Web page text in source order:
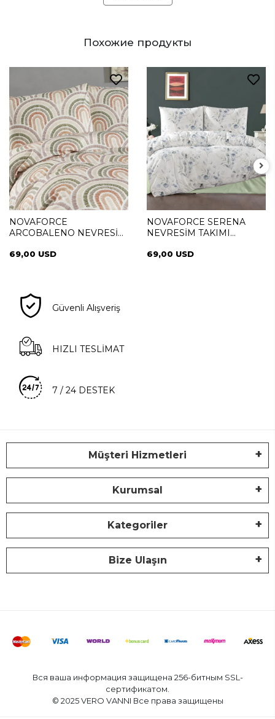
Похожие продукты
NOVAFORCE
ARCOBALENO NEVRESİM
69,00 USD
NOVAFORCE SERENA
NEVRESİM TAKIMI
69,00 USD
Güvenli Alışveriş
HIZLI TESLİMAT
7 / 24 DESTEK
Müşteri Hizmetleri
Kurumsal
Kategoriler
Bize Ulaşın
Вся ваша информация защищена 256-битным SSL-
сертификатом.
© 2025 VERO VANNI Все права защищены